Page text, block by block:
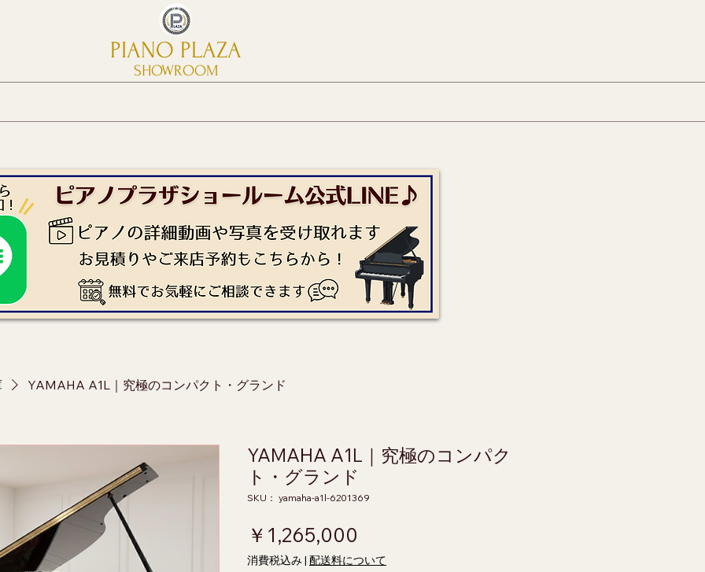
PIANO PLAZA
SHOWROOM
YAMAHA A1L｜究極のコンパクト・グランド
YAMAHA A1L｜究極のコンパク
ト・グランド
SKU： yamaha-a1l-6201369
￥1,265,000
消費税込み | 配送料について